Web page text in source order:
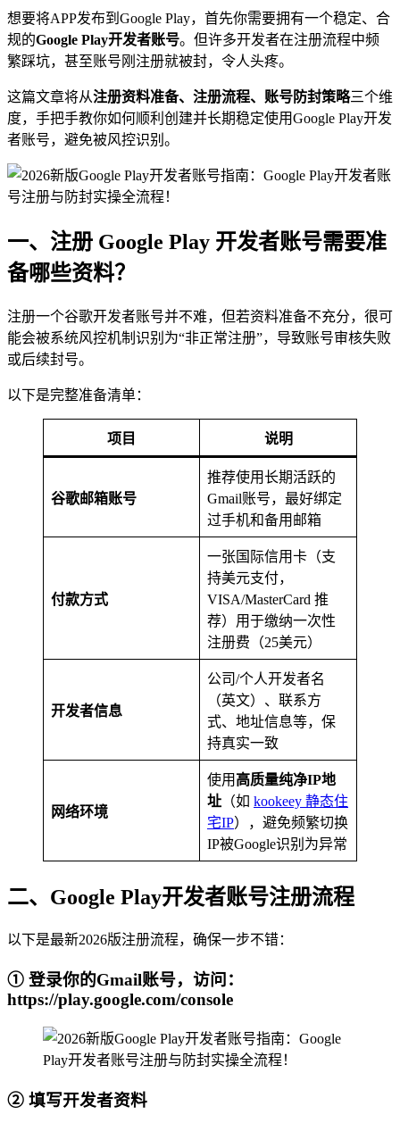
想要将APP发布到Google Play，首先你需要拥有一个稳定、合
规的Google Play开发者账号。但许多开发者在注册流程中频
繁踩坑，甚至账号刚注册就被封，令人头疼。
这篇文章将从注册资料准备、注册流程、账号防封策略三个维
度，手把手教你如何顺利创建并长期稳定使用Google Play开发
者账号，避免被风控识别。
一、注册 Google Play 开发者账号需要准
备哪些资料？
注册一个谷歌开发者账号并不难，但若资料准备不充分，很可
能会被系统风控机制识别为“非正常注册”，导致账号审核失败
或后续封号。
以下是完整准备清单：
项目 说明
谷歌邮箱账号
推荐使用长期活跃的
Gmail账号，最好绑定
过手机和备用邮箱
付款方式
一张国际信用卡（支
持美元支付，
VISA/MasterCard 推
荐）用于缴纳一次性
注册费（25美元）
开发者信息
公司/个人开发者名
（英文）、联系方
式、地址信息等，保
持真实一致
网络环境
使用 高质量纯净IP地
址 （如 kookeey 静态住
宅IP），避免频繁切换
IP被Google识别为异常
二、Google Play开发者账号注册流程
以下是最新2026版注册流程，确保一步不错：
① 登录你的Gmail账号，访问：
https://play.google.com/console
② 填写开发者资料